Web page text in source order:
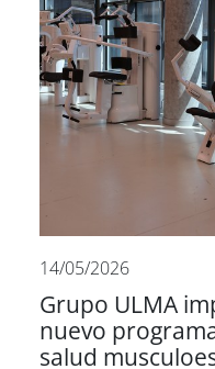
14/05/2026
Grupo ULMA
nuevo
salud